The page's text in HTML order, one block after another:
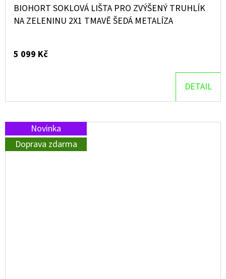
BIOHORT SOKLOVÁ LIŠTA PRO ZVÝŠENÝ TRUHLÍK
NA ZELENINU 2X1 TMAVĚ ŠEDÁ METALÍZA
5 099 Kč
DETAIL
Novinka
Doprava zdarma